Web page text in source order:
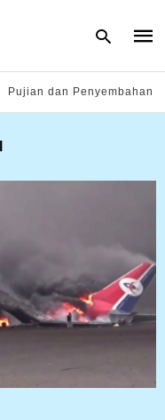
Pujian dan Penyembahan